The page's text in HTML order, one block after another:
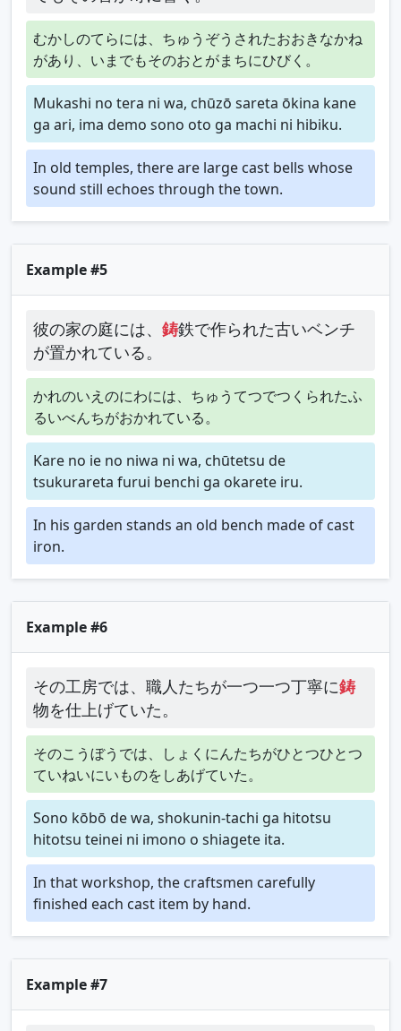
むかしのてらには、ちゅうぞうされたおおきなかね
があり、いまでもそのおとがまちにひびく。
Mukashi no tera ni wa, chūzō sareta ōkina kane
ga ari, ima demo sono oto ga machi ni hibiku.
In old temples, there are large cast bells whose
sound still echoes through the town.
Example #5
彼の家の庭には、 鋳鉄で作られた古いベンチ
が置かれている。
かれのいえのにわには、ちゅうてつでつくられたふ
るいべんちがおかれている。
Kare no ie no niwa ni wa, chūtetsu de
tsukurareta furui benchi ga okarete iru.
In his garden stands an old bench made of cast
iron.
Example #6
その工房では、職人たちが一つ一つ丁寧に鋳
物を仕上げていた。
そのこうぼうでは、しょくにんたちがひとつひとつ
ていねいにいものをしあげていた。
Sono kōbō de wa, shokunin-tachi ga hitotsu
hitotsu teinei ni imono o shiagete ita.
In that workshop, the craftsmen carefully
finished each cast item by hand.
Example #7